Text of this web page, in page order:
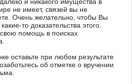
не имеет, связей вы не
Очень желательно, чтобы Вы
то доказательства этого.
помощь в поисках
оставьте при любом результате
об отметке о вручении